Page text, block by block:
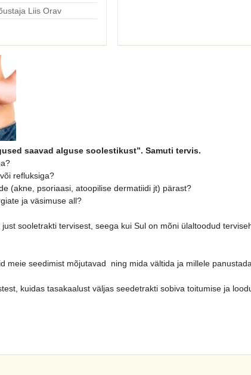
Liis Orav
saavad alguse soolestikust”. Samuti tervis.
refluksiga?
(akne, psoriaasi, atoopilise dermatiidi jt) pärast?
ja väsimuse all?
sooletrakti tervisest, seega kui Sul on mõni ülaltoodud
meie seedimist mõjutavad ning mida vältida ja millele
kuidas tasakaalust väljas seedetrakti sobiva toitumise ja